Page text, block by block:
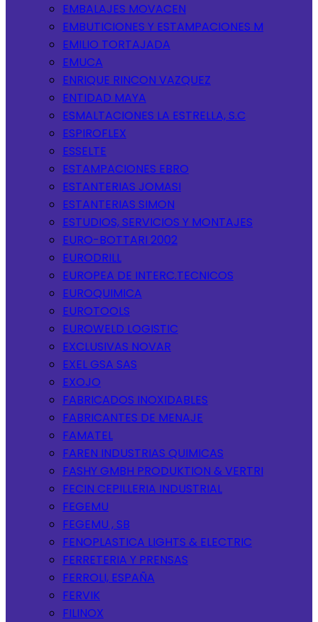
EMBALAJES MOVACEN
EMBUTICIONES Y ESTAMPACIONES M
EMILIO TORTAJADA
EMUCA
ENRIQUE RINCON VAZQUEZ
ENTIDAD MAYA
ESMALTACIONES LA ESTRELLA, S.C
ESPIROFLEX
ESSELTE
ESTAMPACIONES EBRO
ESTANTERIAS JOMASI
ESTANTERIAS SIMON
ESTUDIOS, SERVICIOS Y MONTAJES
EURO-BOTTARI 2002
EURODRILL
EUROPEA DE INTERC.TECNICOS
EUROQUIMICA
EUROTOOLS
EUROWELD LOGISTIC
EXCLUSIVAS NOVAR
EXEL GSA SAS
EXOJO
FABRICADOS INOXIDABLES
FABRICANTES DE MENAJE
FAMATEL
FAREN INDUSTRIAS QUIMICAS
FASHY GMBH PRODUKTION & VERTRI
FECIN CEPILLERIA INDUSTRIAL
FEGEMU
FEGEMU , SB
FENOPLASTICA LIGHTS & ELECTRIC
FERRETERIA Y PRENSAS
FERROLI, ESPAÑA
FERVIK
FILINOX